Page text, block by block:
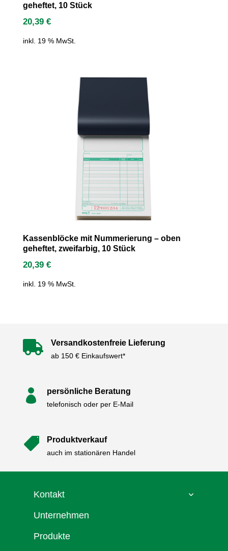
geheftet, 10 Stück
20,39 €
inkl. 19 % MwSt.
Kassenblöcke mit Nummerierung – oben
geheftet, zweifarbig, 10 Stück
20,39 €
inkl. 19 % MwSt.
 Versandkostenfreie Lieferung
ab 150 € Einkaufswert*
 persönliche Beratung
telefonisch oder per E-Mail
 Produktverkauf
auch im stationären Handel
Kontakt
Unternehmen
Produkte